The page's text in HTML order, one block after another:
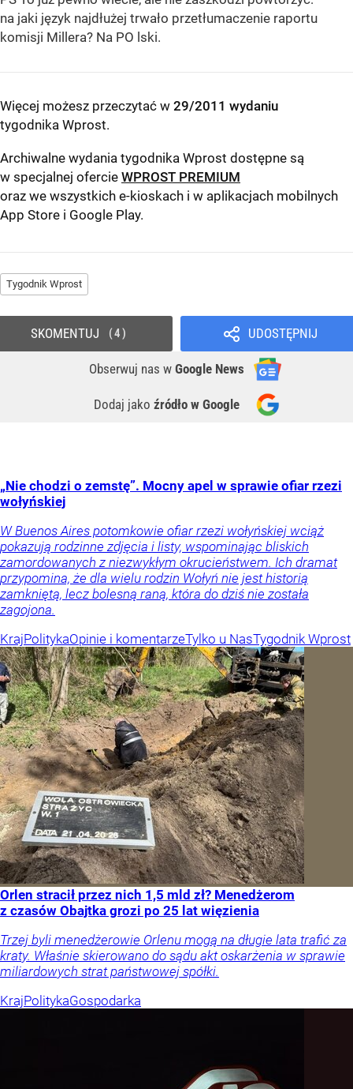
na jaki język najdłużej trwało przetłumaczenie raportu
komisji Millera? Na PO lski.
Więcej możesz przeczytać w 29/2011 wydaniu
tygodnika Wprost.
Archiwalne wydania tygodnika Wprost dostępne są
w specjalnej ofercie WPROST PREMIUM
oraz we wszystkich e-kioskach i w aplikacjach mobilnych
App Store i Google Play.
Tygodnik Wprost
UDOSTĘPNIJ
Obserwuj nas w Google News
Dodaj jako źródło w Google
SKOMENTUJ 4
„Nie chodzi o zemstę”. Mocny apel w sprawie ofiar rzezi
wołyńskiej
W Buenos Aires potomkowie ofiar rzezi wołyńskiej wciąż
pokazują rodzinne zdjęcia i listy, wspominając bliskich
zamordowanych z niezwykłym okrucieństwem. Ich dramat
przypomina, że dla wielu rodzin Wołyń nie jest historią
zamkniętą, lecz bolesną raną, która do dziś nie została
zagojona.
KrajPolitykaOpinie i komentarzeTylko u NasTygodnik Wprost
Orlen stracił przez nich 1,5 mld zł? Menedżerom
z czasów Obajtka grozi po 25 lat więzienia
Trzej byli menedżerowie Orlenu mogą na długie lata trafić za
kraty. Właśnie skierowano do sądu akt oskarżenia w sprawie
miliardowych strat państwowej spółki.
KrajPolitykaGospodarka